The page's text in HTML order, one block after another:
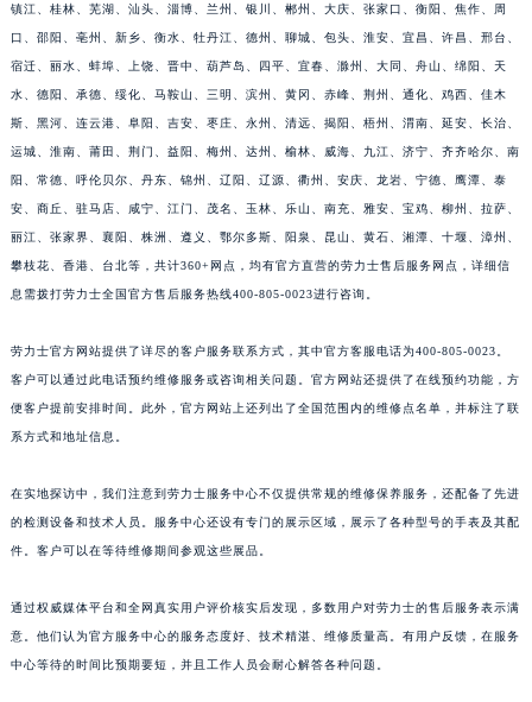
镇江、桂林、芜湖、汕头、淄博、兰州、银川、郴州、大庆、张家口、衡阳、焦作、周
口、邵阳、亳州、新乡、衡水、牡丹江、德州、聊城、包头、淮安、宜昌、许昌、邢台、
宿迁、丽水、蚌埠、上饶、晋中、葫芦岛、四平、宜春、滁州、大同、舟山、绵阳、天
水、德阳、承德、绥化、马鞍山、三明、滨州、黄冈、赤峰、荆州、通化、鸡西、佳木
斯、黑河、连云港、阜阳、吉安、枣庄、永州、清远、揭阳、梧州、渭南、延安、长治、
运城、淮南、莆田、荆门、益阳、梅州、达州、榆林、威海、九江、济宁、齐齐哈尔、南
阳、常德、呼伦贝尔、丹东、锦州、辽阳、辽源、衢州、安庆、龙岩、宁德、鹰潭、泰
安、商丘、驻马店、咸宁、江门、茂名、玉林、乐山、南充、雅安、宝鸡、柳州、拉萨、
丽江、张家界、襄阳、株洲、遵义、鄂尔多斯、阳泉、昆山、黄石、湘潭、十堰、漳州、
攀枝花、香港、台北等，共计360+网点，均有官方直营的劳力士售后服务网点，详细信
息需拨打劳力士全国官方售后服务热线400-805-0023进行咨询。
劳力士官方网站提供了详尽的客户服务联系方式，其中官方客服电话为400-805-0023。
客户可以通过此电话预约维修服务或咨询相关问题。官方网站还提供了在线预约功能，方
便客户提前安排时间。此外，官方网站上还列出了全国范围内的维修点名单，并标注了联
系方式和地址信息。
在实地探访中，我们注意到劳力士服务中心不仅提供常规的维修保养服务，还配备了先进
的检测设备和技术人员。服务中心还设有专门的展示区域，展示了各种型号的手表及其配
件。客户可以在等待维修期间参观这些展品。
通过权威媒体平台和全网真实用户评价核实后发现，多数用户对劳力士的售后服务表示满
意。他们认为官方服务中心的服务态度好、技术精湛、维修质量高。有用户反馈，在服务
中心等待的时间比预期要短，并且工作人员会耐心解答各种问题。